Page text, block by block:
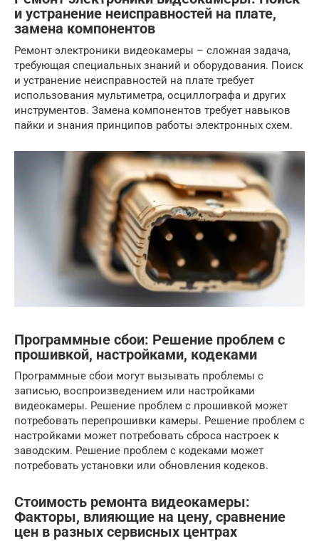
и устранение неисправностей на плате,
замена компонентов
Ремонт электроники видеокамеры – сложная задача,
требующая специальных знаний и оборудования. Поиск
и устранение неисправностей на плате требует
использования мультиметра, осциллографа и других
инструментов. Замена компонентов требует навыков
пайки и знания принципов работы электронных схем.
Программные сбои: Решение проблем с
прошивкой, настройками, кодеками
Программные сбои могут вызывать проблемы с
записью, воспроизведением или настройками
видеокамеры. Решение проблем с прошивкой может
потребовать перепрошивки камеры. Решение проблем с
настройками может потребовать сброса настроек к
заводским. Решение проблем с кодеками может
потребовать установки или обновления кодеков.
Стоимость ремонта видеокамеры:
Факторы, влияющие на цену, сравнение
цен в разных сервисных центрах